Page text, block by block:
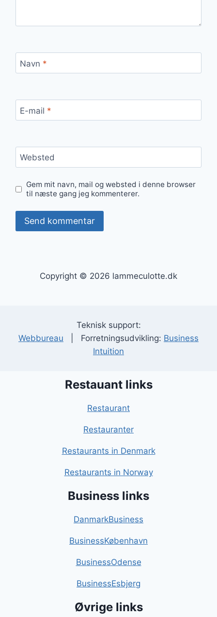
Navn *
E-mail *
Websted
Gem mit navn, mail og websted i denne browser
til næste gang jeg kommenterer.
Copyright © 2026 lammeculotte.dk
Teknisk support:
Webbureau | Forretningsudvikling: Business
Intuition
Restauant links
Restaurant
Restauranter
Restaurants in Denmark
Restaurants in Norway
Business links
DanmarkBusiness
BusinessKøbenhavn
BusinessOdense
BusinessEsbjerg
Øvrige links